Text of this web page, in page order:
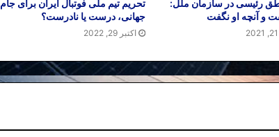
رئیسی در سازمان ملل:
و آنچه او نگفت
تحریم تیم ملی فوتبال ایران برای جام
جهانی، درست یا نادرست؟
اکتبر 29, 2022